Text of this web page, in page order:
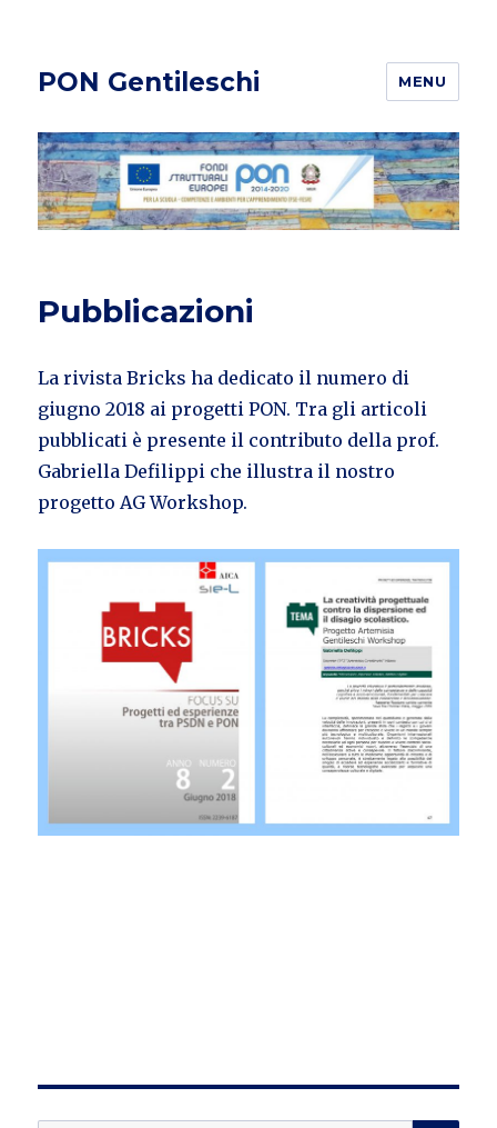
PON Gentileschi MENU
Pubblicazioni
La rivista Bricks ha dedicato il numero di
giugno 2018 ai progetti PON. Tra gli articoli
pubblicati è presente il contributo della prof.
Gabriella Defilippi che illustra il nostro
progetto AG Workshop.